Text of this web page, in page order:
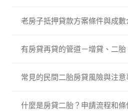
老房子抵押貸款方案條件與成數
有房貸再貸的管道－增貸、二
常見的民間二胎房貸風險與注意
什麼是房貸二胎？申請流程和